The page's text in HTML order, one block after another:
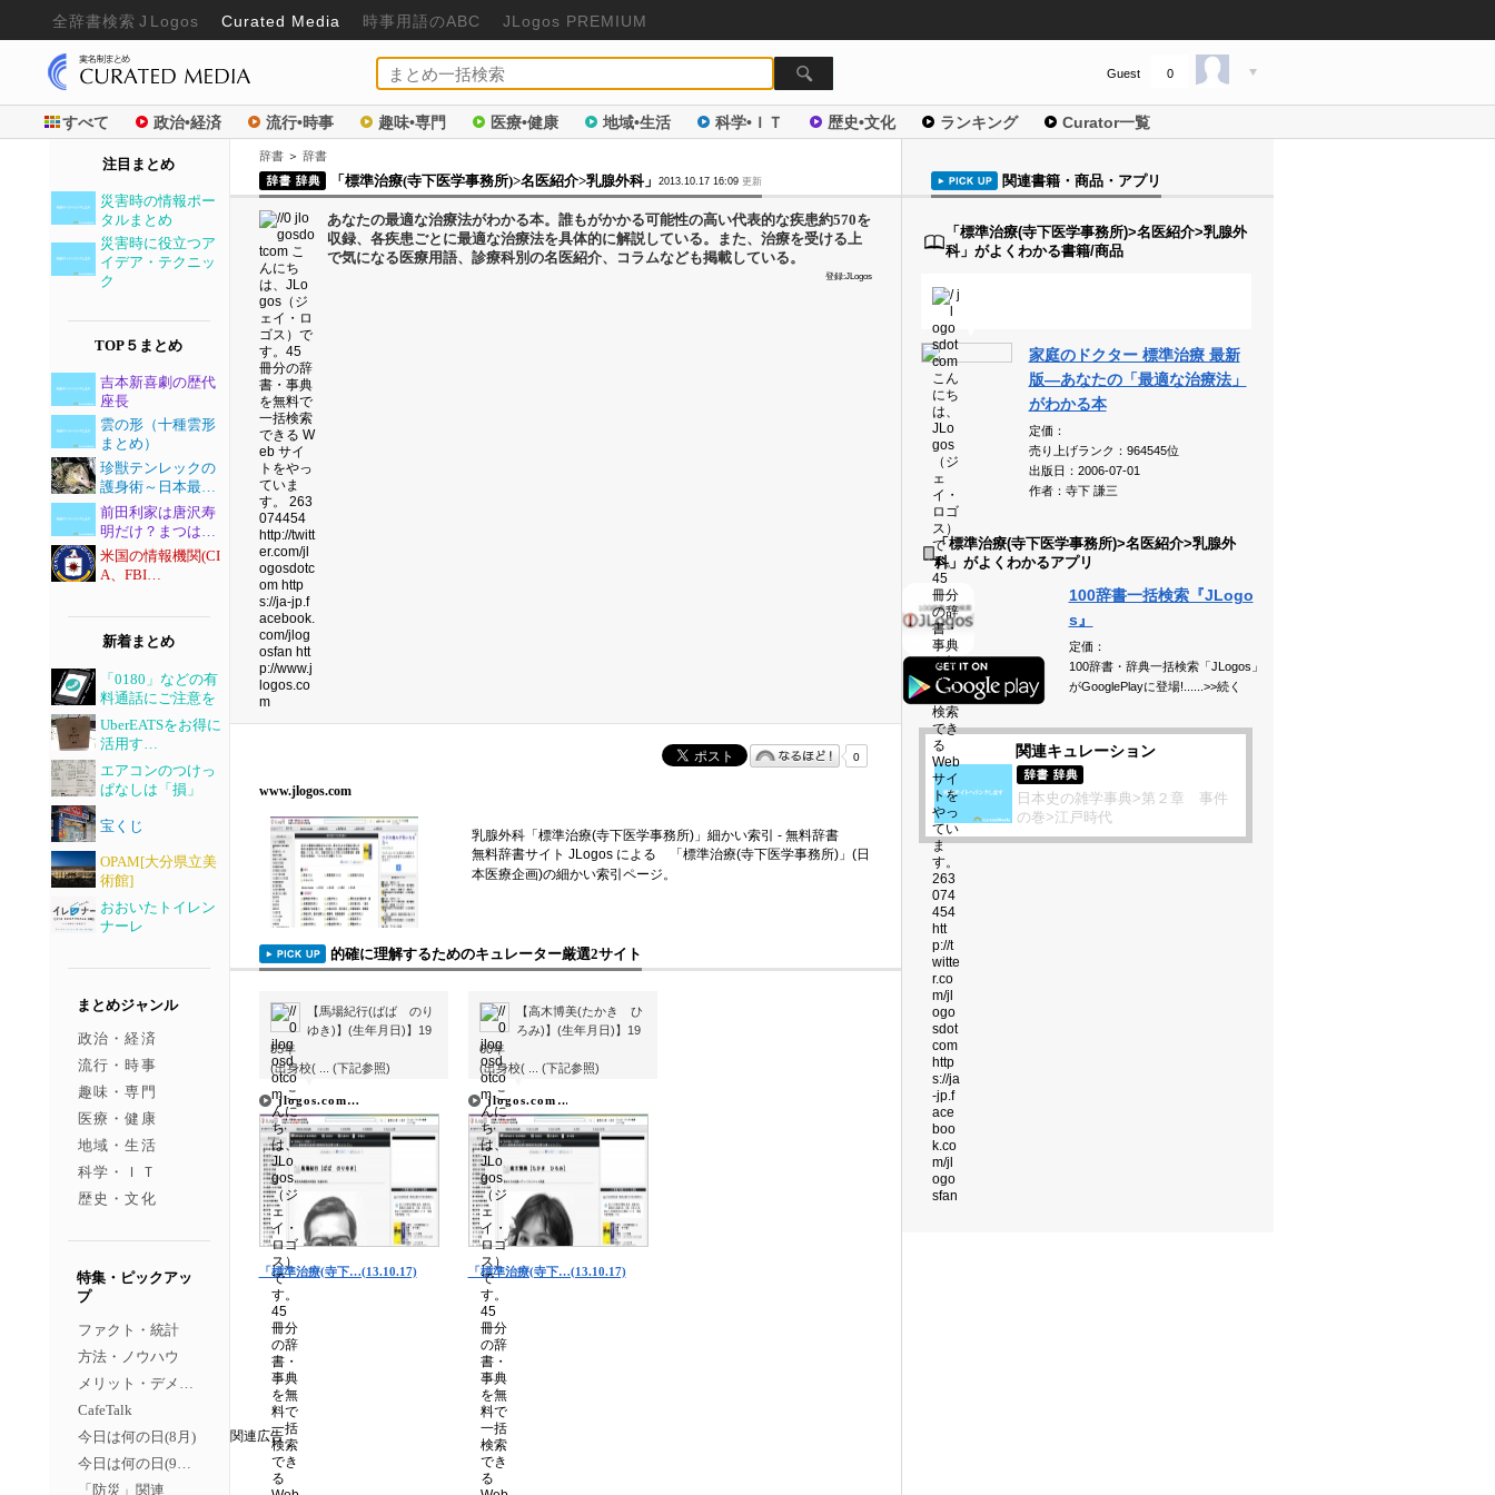
全辞書検索 J Logos Curated Media 時事用語のABC JLogos PREMIUM
Guest 0
すべて 政治•経済 流行•時事 趣味•専門 医療•健康 地域•生活 科学•ＩＴ 歴史•文化 ランキング Curator一覧
「標準治療(寺下医学事務所)>名医紹介>乳腺外科」 2013.10.17 16:09 更新
辞書 ＞ 辞書
あなたの最適な治療法がわかる本。誰もがかかる可能性の高い代表的な疾患約570を
収録、各疾患ごとに最適な治療法を具体的に解説している。また、治療を受ける上
で気になる医療用語、診療科別の名医紹介、コラムなども掲載している。
登録:JLogos
0
www.jlogos.com
乳腺外科「標準治療(寺下医学事務所)」細かい索引 - 無料辞書
無料辞書サイト JLogos による 「標準治療(寺下医学事務所)」(日
本医療企画)の細かい索引ページ。
的確に理解するためのキュレーター厳選2サイト
【馬場紀行(ばば のり
ゆき)】(生年月日)】19
55年
(出身校( ... (下記参照)
jlogos.com…
「標準治療(寺下…(13.10.17)
【高木博美(たかき ひ
ろみ)】(生年月日)】19
60年
(出身校( ... (下記参照)
jlogos.com…
「標準治療(寺下…(13.10.17)
関連広告
注目まとめ
災害時の情報ポー
タルまとめ
災害時に役立つア
イデア・テクニッ
ク
TOP５まとめ
吉本新喜劇の歴代
座長
雲の形（十種雲形
まとめ）
珍獣テンレックの
護身術～日本最…
前田利家は唐沢寿
明だけ？まつは…
米国の情報機関(CI
A、FBI…
新着まとめ
「0180」などの有
料通話にご注意を
UberEATSをお得に
活用す…
エアコンのつけっ
ぱなしは「損」
宝くじ
OPAM[大分県立美
術館]
おおいたトイレン
ナーレ
まとめジャンル
政治・経済
流行・時事
趣味・専門
医療・健康
地域・生活
科学・ＩＴ
歴史・文化
特集・ピックアッ
プ
ファクト・統計
方法・ノウハウ
メリット・デメリット
CafeTalk
今日は何の日(8月)
今日は何の日(9月）
「防災」関連
関連書籍・商品・アプリ
「標準治療(寺下医学事務所)>名医紹介>乳腺外
科」がよくわかる書籍/商品
家庭のドクター 標準治療 最新
版―あなたの「最適な治療法」
がわかる本
定価：
売り上げランク：964545位
出版日：2006-07-01
作者：寺下 謙三
「標準治療(寺下医学事務所)>名医紹介>乳腺外
科」がよくわかるアプリ
100辞書一括検索『JLogo
s』
定価：
100辞書・辞典一括検索「JLogos」
がGooglePlayに登場!......>>続く
関連キュレーション
日本史の雑学事典>第２章 事件
の巻>江戸時代